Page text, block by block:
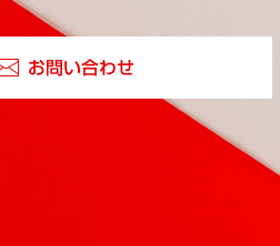
お問い合わせ